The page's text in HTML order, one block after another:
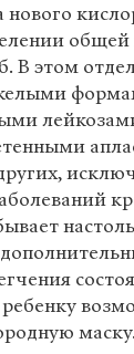
нового
В этом